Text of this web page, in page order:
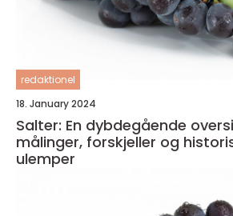
redaktionel
18. January 2024
Salter: En dybdegående
målinger, forskjeller og
ulemper